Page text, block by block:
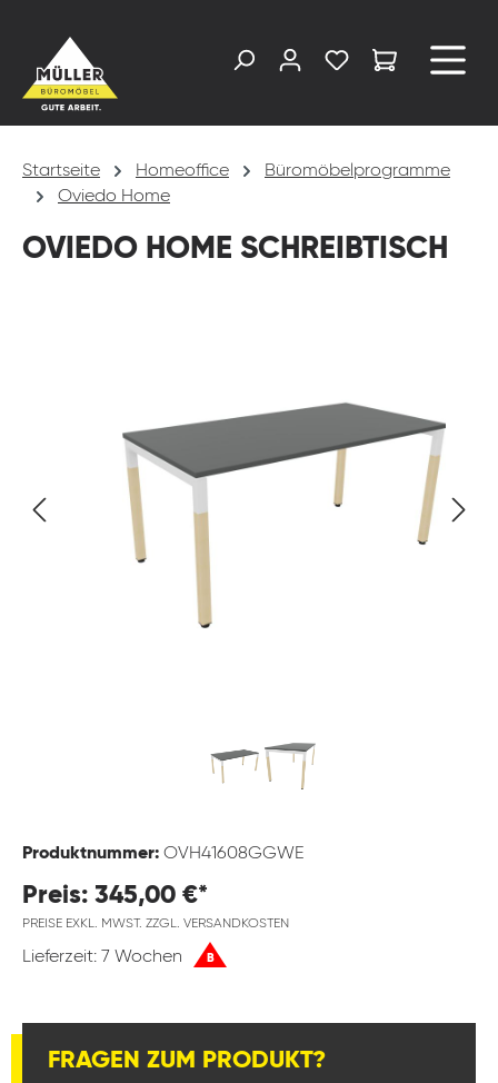
Startseite Homeoffice
Büromöbelprogramme
Oviedo Home
OVIEDO HOME SCHREIBTISCH
Produktnummer: OVH41608GGWE
Preis: 345,00 €*
PREISE EXKL. MWST. ZZGL. VERSANDKOSTEN
Lieferzeit: 7 Wochen B
FRAGEN ZUM PRODUKT?